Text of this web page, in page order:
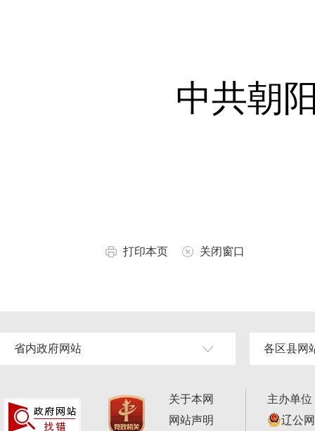
中共朝
打印本页 关闭窗口
省内政府网站 各区县网
关于本网
网站声明
主办单
辽公